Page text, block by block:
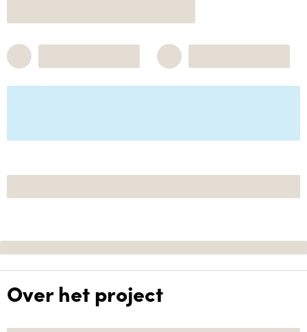
Over het project